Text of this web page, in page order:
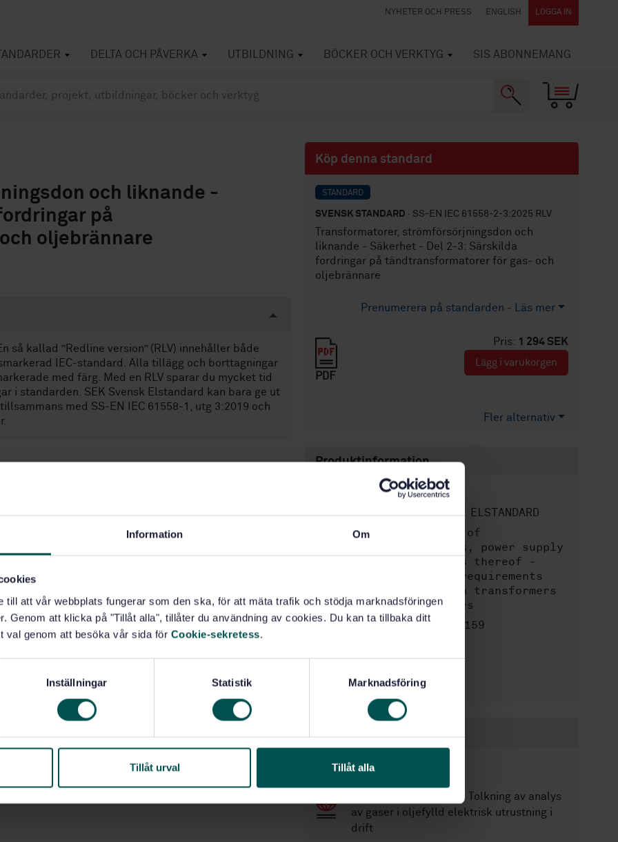
Information Om
till att vår webbplats fungerar som den ska, för att mäta trafik och stödja marknadsföringen
Genom att klicka på "Tillåt alla", tillåter du användning av cookies. Du kan ta tillbaka ditt
val genom att besöka vår sida för Cookie-sekretess.
Inställningar Statistik Marknadsföring
Tillåt urval Tillåt alla
NYHETER OCH PRESS ENGLISH LOGGA IN
DELTA OCH PÅVERKA UTBILDNING BÖCKER OCH VERKTYG SIS ABONNEMANG
och liknande -
på
oljebrännare
så kallad ”Redline version” (RLV) innehåller både
IEC-standard. Alla tillägg och borttagningar
med färg. Med en RLV sparar du mycket tid
i standarden. SEK Svensk Elstandard kan bara ge ut
med SS-EN IEC 61558-1, utg 3:2019 och
Köp denna standard
STANDARD
SVENSK STANDARD · SS-EN IEC 61558-2-3:2025 RLV
Transformatorer, strömförsörjningsdon och
liknande - Säkerhet - Del 2-3: Särskilda
fordringar på tändtransformatorer för gas- och
oljebrännare
Prenumerera på standarden - Läs mer
Pris: 1 294 SEK
PDF
Lägg i varukorgen
Fler alternativ
Produktinformation
Engelska
Framtagen av:SEK SVENSK ELSTANDARD
Internationell titel:
Safety of
transformers, reactors, power supply
units and combinations thereof -
Part 2-3: Particular requirements
and tests for ignition transformers
for gas and oil burners
Artikelnummer:STD-82100159
Antal sidor:46
STANDARDER
SS-EN IEC 60599:2022 Tolkning av analys
av gaser i oljefylld elektrisk utrustning i
drift